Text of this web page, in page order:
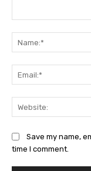
Save my name,
time I comment.